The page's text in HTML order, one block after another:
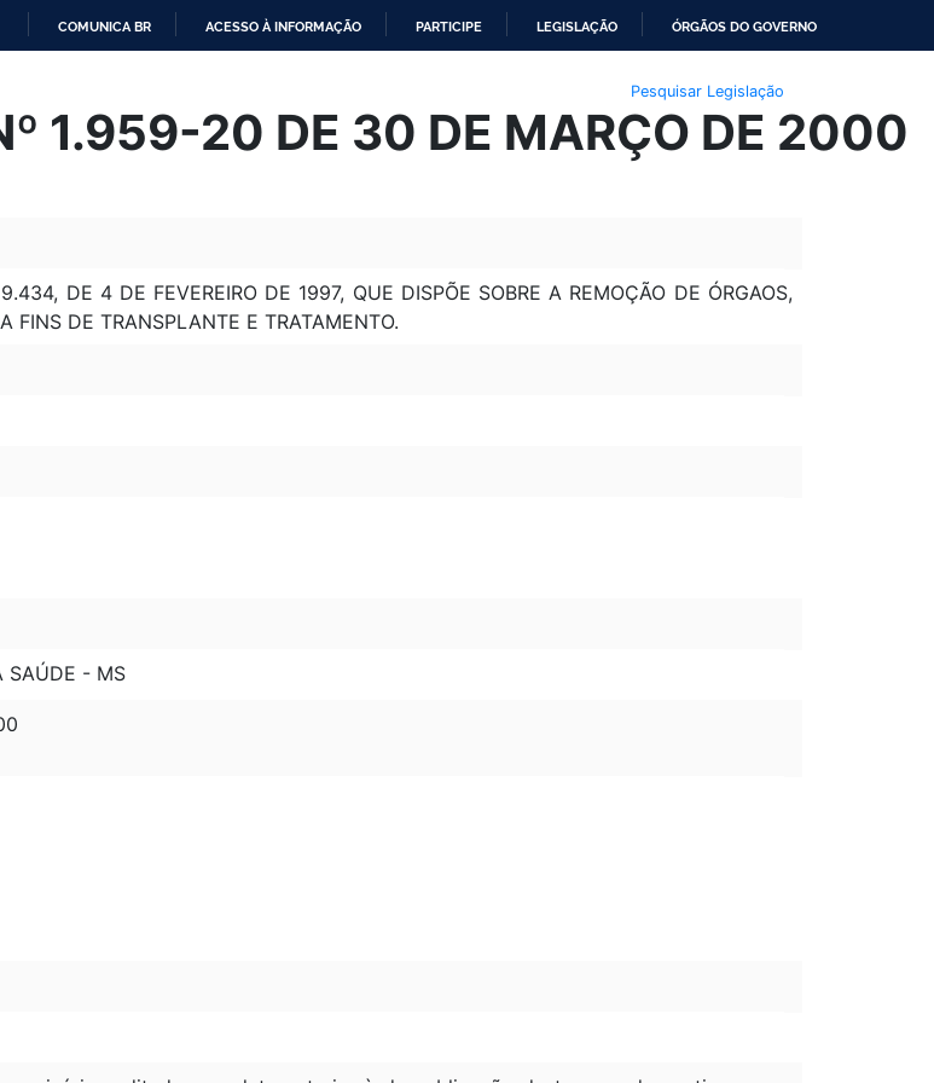
O
CONTEÚDO
COMUNICA BR ACESSO À INFORMAÇÃO PARTICIPE LEGISLAÇÃO ÓRGÃOS DO GOVERNO
Pesquisar Legislação
1.959-20 DE 30 DE MARÇO DE 2000
DE 4 DE FEVEREIRO DE 1997, QUE DISPÕE SOBRE A REMOÇÃO DE ÓRGAOS,
FINS DE TRANSPLANTE E TRATAMENTO.
SAÚDE - MS